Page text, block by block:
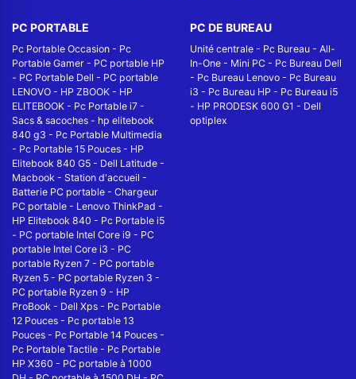
PC PORTABLE
Pc Portable Occasion - Pc
Portable Gamer - PC portable HP
- PC Portable Dell - PC portable
LENOVO - HP ZBOOK - HP
ELITEBOOK - Pc Portable i7 -
Sacs & sacoches - hp elitebook
840 g3 - Pc Portable Multimedia
- Pc Portable 15 Pouces - HP
Elitebook 840 G5 - Dell Latitude -
Macbook - Station d'accueil -
Batterie PC portable - Chargeur
PC portable - Lenovo ThinkPad -
HP Elitebook 840 - Pc Portable i5
- PC portable Intel Core i9 - PC
portable Intel Core i3 - PC
portable Ryzen 7 - PC portable
Ryzen 5 - PC portable Ryzen 3 -
PC portable Ryzen 9 - HP
ProBook - Dell Xps - Pc Portable
12 Pouces - Pc portable 13
Pouces - Pc Portable 14 Pouces -
Pc Portable Tactile - Pc Portable
HP X360 - PC portable à 1000
PC DE BUREAU
Unité centrale - Pc Bureau - All-
In-One - Mini PC - Pc Bureau Dell
- Pc Bureau Lenovo - Pc Bureau
i3 - Pc Bureau HP - Pc Bureau i5
- HP PRODESK 600 G1 - Dell
optiplex